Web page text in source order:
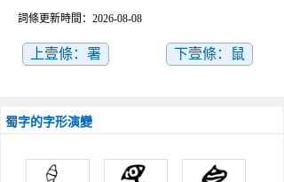
詞條更新時間：2026-08-08
上壹條：署 下壹條：鼠
蜀字的字形演變